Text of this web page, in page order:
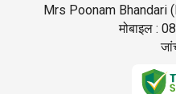
Mrs Poonam Bhandari (
मोबाइल :